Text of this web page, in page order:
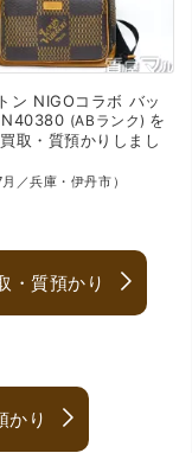
ン NIGOコラボ バッ
N40380 ABランク を
買取・質預かり しまし
／兵庫・伊丹市）
・質預かり
かり